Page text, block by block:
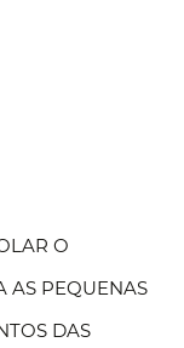
O
AS PEQUENAS
DAS